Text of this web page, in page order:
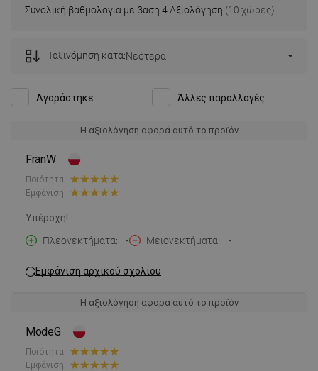
Συνολική βαθμολογία με βάση 4 Αξιολόγηση (10 χώρες)
Αγοράστηκε Άλλες παραλλαγές
Ταξινόμηση κατά:Νεότερα
Η αξιολόγηση αφορά αυτό το προϊόν
FranW
Ποιότητα:
Εμφάνιση:
Υπέροχη!
Πλεονεκτήματα:
- Μειονεκτήματα: -
Εμφάνιση αρχικού σχολίου
Η αξιολόγηση αφορά αυτό το προϊόν
ModeG
Ποιότητα:
Εμφάνιση: